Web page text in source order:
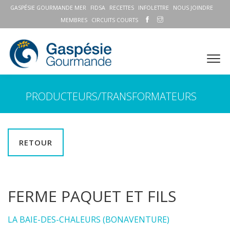
GASPÉSIE GOURMANDE MER FIDSA RECETTES INFOLETTRE
NOUS JOINDRE
MEMBRES
CIRCUITS COURTS
PRODUCTEURS/TRANSFORMATEURS
RETOUR
FERME PAQUET ET FILS
LA BAIE-DES-CHALEURS (BONAVENTURE)